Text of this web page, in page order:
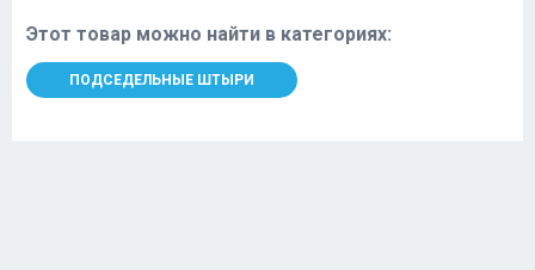
Этот товар можно найти в категориях:
ПОДСЕДЕЛЬНЫЕ ШТЫРИ